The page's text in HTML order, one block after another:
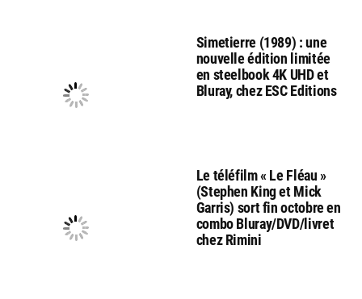
Simetierre (1989) : une
nouvelle édition limitée
en steelbook 4K UHD et
Bluray, chez ESC Editions
Le téléfilm « Le Fléau »
(Stephen King et Mick
Garris) sort fin octobre en
combo Bluray/DVD/livret
chez Rimini